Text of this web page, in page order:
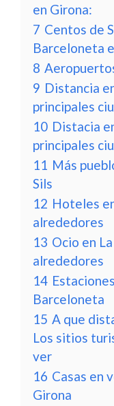
en Girona:
7 Centos de
Barceloneta
8
9 Distancia
principales
10 Distacia
principales
11 Más
Sils
12 Hoteles
alrededores
13 Ocio en
alrededores
14
Barceloneta
15 A que
Los sitios
ver
16 Casas en
Girona